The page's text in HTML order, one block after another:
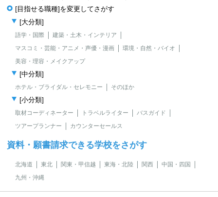
[目指せる職種]を変更してさがす
[大分類]
語学・国際
建築・土木・インテリア
マスコミ・芸能・アニメ・声優・漫画
環境・自然・バイオ
美容・理容・メイクアップ
[中分類]
ホテル・ブライダル・セレモニー そのほか
[小分類]
取材コーディネーター トラベルライター
バスガイド
ツアープランナー
カウンターセールス
資料・願書請求できる学校をさがす
北海道 東北 関東・甲信越 東海・北陸 関西
中国・四国
九州・沖縄